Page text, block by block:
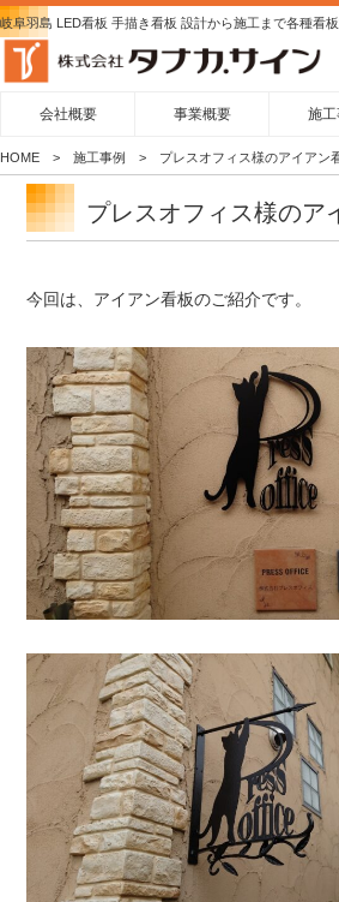
岐阜羽島 LED看板 手描き看板 設計から施工まで各種看
会社概要 事業概要 施工
HOME 施工事例 プレスオフィス様のアイアン
プレスオフィス様のア
今回は、アイアン看板のご紹介です。